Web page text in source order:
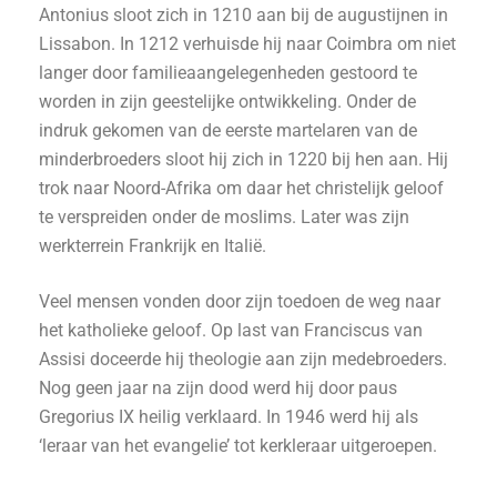
Antonius sloot zich in 1210 aan bij de augustijnen in
Lissabon. In 1212 verhuisde hij naar Coimbra om niet
langer door familieaangelegenheden gestoord te
worden in zijn geestelijke ontwikkeling. Onder de
indruk gekomen van de eerste martelaren van de
minderbroeders sloot hij zich in 1220 bij hen aan. Hij
trok naar Noord-Afrika om daar het christelijk geloof
te verspreiden onder de moslims. Later was zijn
werkterrein Frankrijk en Italië.
Veel mensen vonden door zijn toedoen de weg naar
het katholieke geloof. Op last van Franciscus van
Assisi doceerde hij theologie aan zijn medebroeders.
Nog geen jaar na zijn dood werd hij door paus
Gregorius IX heilig verklaard. In 1946 werd hij als
‘leraar van het evangelie’ tot kerkleraar uitgeroepen.